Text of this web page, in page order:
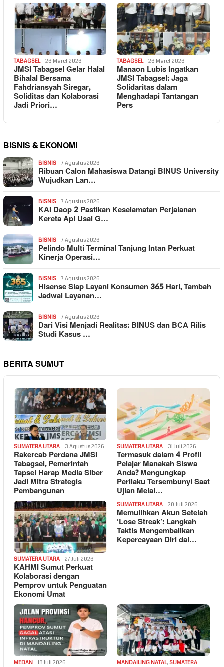
TABAGSEL 26 Maret 2026
JMSI Tabagsel Gelar Halal
Bihalal Bersama
Fahdriansyah Siregar,
Soliditas dan Kolaborasi
Jadi Priori…
TABAGSEL 26 Maret 2026
Manaon Lubis Ingatkan
JMSI Tabagsel: Jaga
Solidaritas dalam
Menghadapi Tantangan
Pers
BISNIS & EKONOMI
BISNIS 7 Agustus 2026
Ribuan Calon Mahasiswa Datangi BINUS University
Wujudkan Lan…
BISNIS 7 Agustus 2026
KAI Daop 2 Pastikan Keselamatan Perjalanan
Kereta Api Usai G…
BISNIS 7 Agustus 2026
Pelindo Multi Terminal Tanjung Intan Perkuat
Kinerja Operasi…
BISNIS 7 Agustus 2026
Hisense Siap Layani Konsumen 365 Hari, Tambah
Jadwal Layanan…
BISNIS 7 Agustus 2026
Dari Visi Menjadi Realitas: BINUS dan BCA Rilis
Studi Kasus …
BERITA SUMUT
SUMATERA UTARA 3 Agustus 2026
Rakercab Perdana JMSI
Tabagsel, Pemerintah
Tapsel Harap Media Siber
Jadi Mitra Strategis
Pembangunan
SUMATERA UTARA 31 Juli 2026
Termasuk dalam 4 Profil
Pelajar Manakah Siswa
Anda? Mengungkap
Perilaku Tersembunyi Saat
Ujian Melal…
SUMATERA UTARA 27 Juli 2026
KAHMI Sumut Perkuat
Kolaborasi dengan
Pemprov untuk Penguatan
Ekonomi Umat
SUMATERA UTARA 20 Juli 2026
Memulihkan Akun Setelah
‘Lose Streak’: Langkah
Taktis Mengembalikan
Kepercayaan Diri dal…
MEDAN 18 Juli 2026 MANDAILING NATAL, SUMATERA